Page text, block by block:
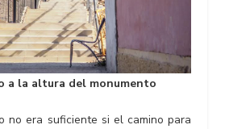
a la altura del monumento
no era suficiente si el camino para